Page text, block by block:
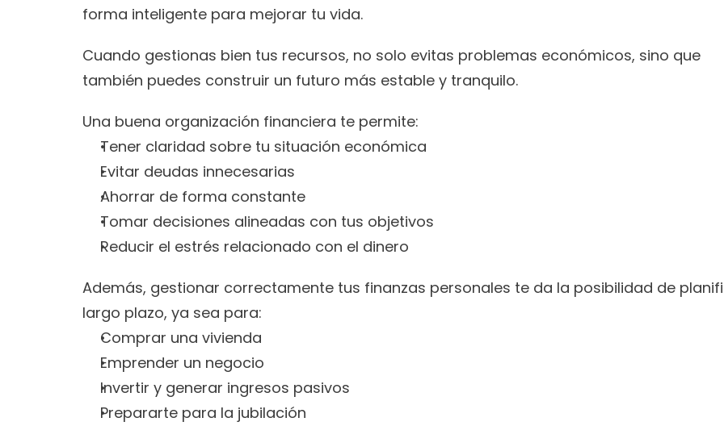
forma inteligente para mejorar tu vida.
Cuando gestionas bien tus recursos, no solo evitas problemas económicos, sino que
también puedes construir un futuro más estable y tranquilo.
Una buena organización financiera te permite:
Tener claridad sobre tu situación económica
Evitar deudas innecesarias
Ahorrar de forma constante
Tomar decisiones alineadas con tus objetivos
Reducir el estrés relacionado con el dinero
Además, gestionar correctamente tus finanzas personales te da la posibilidad de
largo plazo, ya sea para:
Comprar una vivienda
Emprender un negocio
Invertir y generar ingresos pasivos
Prepararte para la jubilación